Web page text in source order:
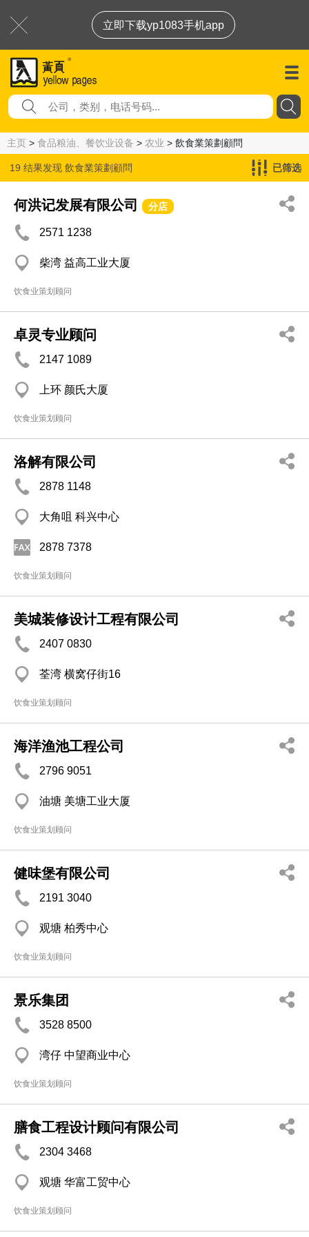
立即下载yp1083手机app
主页 > 食品粮油、餐饮业设备 > 农业 > 飲食業策劃顧問
19 结果发现 飲食業策劃顧問 已筛选
何洪记发展有限公司 分店
2571 1238
柴湾 益高工业大厦
饮食业策划顾问
卓灵专业顾问
2147 1089
上环 颜氏大厦
饮食业策划顾问
洛解有限公司
2878 1148
大角咀 科兴中心
2878 7378
饮食业策划顾问
美城装修设计工程有限公司
2407 0830
荃湾 横窝仔街16
饮食业策划顾问
海洋渔池工程公司
2796 9051
油塘 美塘工业大厦
饮食业策划顾问
健味堡有限公司
2191 3040
观塘 柏秀中心
饮食业策划顾问
景乐集团
3528 8500
湾仔 中望商业中心
饮食业策划顾问
膳食工程设计顾问有限公司
2304 3468
观塘 华富工贸中心
饮食业策划顾问